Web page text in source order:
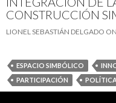
CONSTRUCCIÓN
LIONEL SEBASTIÁN DELGADO
ESPACIO SIMBÓLICO
PARTICIPACIÓN